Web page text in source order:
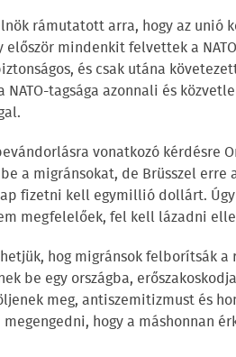
rámutatott arra, hogy az unió
először mindenkit felvettek a
és csak utána
NATO-tagsága azonnali és
vonatkozó kérdésre
a migránsokat, de Brüsszel erre
fizetni kell egymillió dollárt.
megfelelőek, fel kell lázadni
hog migránsok felborítsák
be egy országba,
meg, antiszemitizmust és
megengedni, hogy a máshonnan